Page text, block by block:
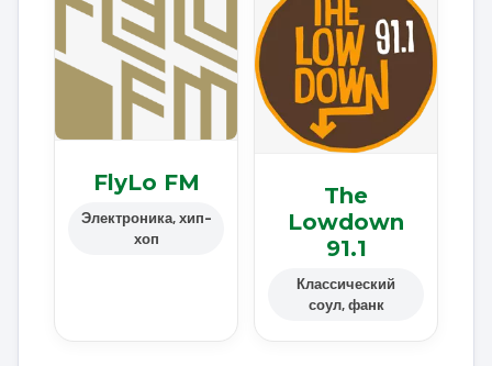
FlyLo FM
Электроника, хип-
хоп
The
Lowdown
91.1
Классический
соул, фанк